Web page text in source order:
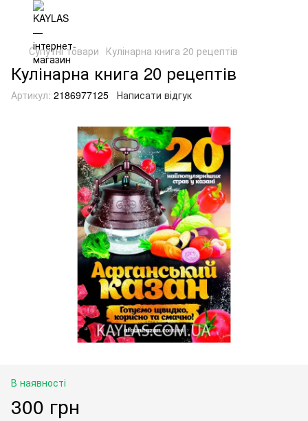
Супутні товари Кулінарна книга 20 рецептів
Кулінарна книга 20 рецептів
Артикул: 2186977125 Написати відгук
В наявності
300 грн